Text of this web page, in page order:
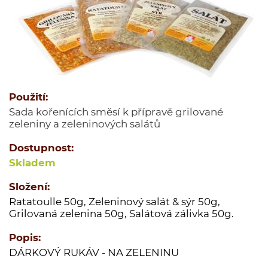
Jednodruhové koření
Kořenící směsi
Kořenící směsi pro masnou výrobu
Minutkové šťávy a omáčky
Ovoce sušené
Polévky
Soli a dochucovací soli
Sušené houby
Tekutá koření a dochucovadla
Potravinové přípravky
Použití:
Sada kořenících směsí k přípravě grilované
zeleniny a zeleninových salátů
Dostupnost:
Skladem
Složení:
Ratatoulle 50g, Zeleninový salát & sýr 50g,
Grilovaná zelenina 50g, Salátová zálivka 50g.
Popis:
DÁRKOVÝ RUKÁV - NA ZELENINU